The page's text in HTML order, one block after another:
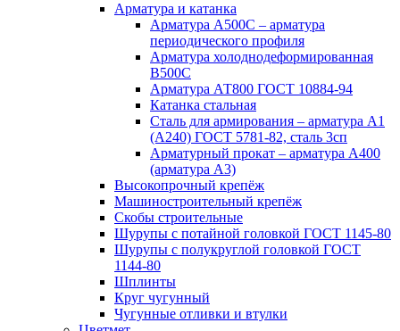
Арматура и катанка
Арматура А500С – арматура
периодического профиля
Арматура холоднодеформированная
В500С
Арматура АТ800 ГОСТ 10884-94
Катанка стальная
Сталь для армирования – арматура А1
(А240) ГОСТ 5781-82, сталь 3сп
Арматурный прокат – арматура А400
(арматура А3)
Высокопрочный крепёж
Машиностроительный крепёж
Скобы строительные
Шурупы с потайной головкой ГОСТ 1145-80
Шурупы с полукруглой головкой ГОСТ
1144-80
Шплинты
Круг чугунный
Чугунные отливки и втулки